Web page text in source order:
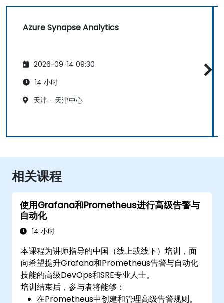
Azure Synapse Analytics
2026-09-14 09:30
14 小时
天津 - 天津中心
相关课程
使用Grafana和Prometheus进行高级告警与
自动化
14 小时
本课程为讲师指导的中国（线上或线下）培训，面
向希望提升Grafana和Prometheus告警与自动化
技能的高级DevOps和SRE专业人士。
培训结束后，参与者将能够：
在Prometheus中创建和管理高级告警规则。